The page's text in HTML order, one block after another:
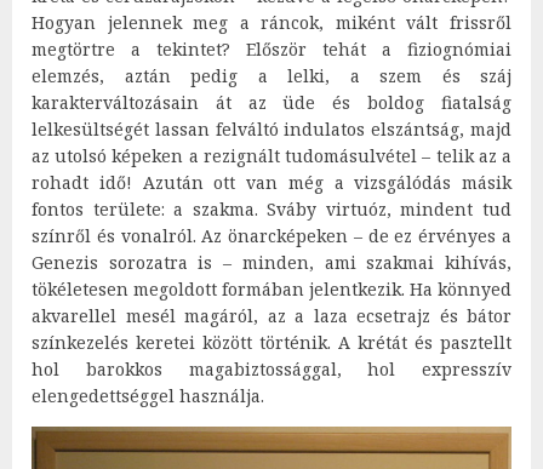
Hogyan jelennek meg a ráncok, miként vált frissről
megtörtre a tekintet? Először tehát a fiziognómiai
elemzés, aztán pedig a lelki, a szem és száj
karakterváltozásain át az üde és boldog fiatalság
lelkesültségét lassan felváltó indulatos elszántság, majd
az utolsó képeken a rezignált tudomásulvétel – telik az a
rohadt idő! Azután ott van még a vizsgálódás másik
fontos területe: a szakma. Sváby virtuóz, mindent tud
színről és vonalról. Az önarcképeken – de ez érvényes a
Genezis sorozatra is – minden, ami szakmai kihívás,
tökéletesen megoldott formában jelentkezik. Ha könnyed
akvarellel mesél magáról, az a laza ecsetrajz és bátor
színkezelés keretei között történik. A krétát és pasztellt
hol barokkos magabiztossággal, hol expresszív
elengedettséggel használja.